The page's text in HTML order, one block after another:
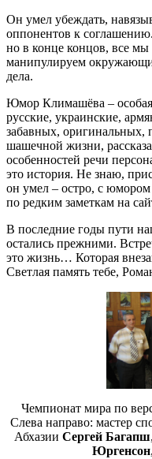
Он умел убеждать,
оппонентов к
но в конце концов, все
манипулируем
дела.
Юмор Климашёва – особая
русские, украинские,
забавных, оригинальных,
шашечной жизни,
особенностей речи
это история. Не знаю,
он умел – остро, с
по редким заметкам на
В последние годы пути
остались прежними.
это жизнь… Которая
Светлая память тебе,
Чемпионат мира по
Слева направо: мастер
Абхазии Сергей Багапш
Юргенсон,